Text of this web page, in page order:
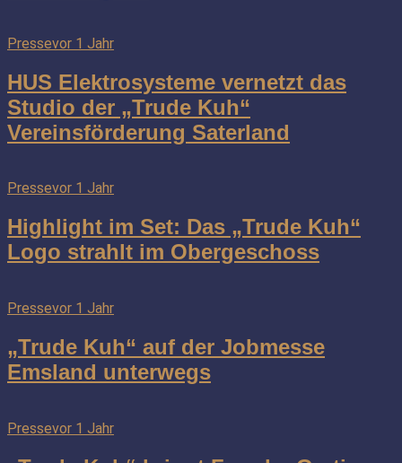
Pressevor 1 Jahr
HUS Elektrosysteme vernetzt das
Studio der „Trude Kuh“
Vereinsförderung Saterland
Pressevor 1 Jahr
Highlight im Set: Das „Trude Kuh“
Logo strahlt im Obergeschoss
Pressevor 1 Jahr
„Trude Kuh“ auf der Jobmesse
Emsland unterwegs
Pressevor 1 Jahr